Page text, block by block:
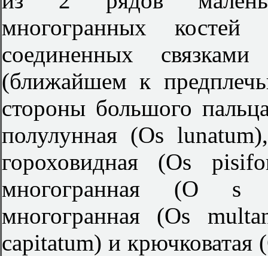
многогранных
соединенных
(ближайшем к
стороны большого
полулунная (Os
гороховидная (Os
многогранная (O s
многогранная (Os
capitatum) и крючковатая